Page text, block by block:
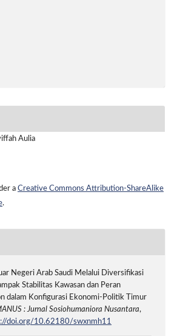
Aulia
a Creative Commons Attribution-ShareAlike
.
Negeri Arab Saudi Melalui Diversifikasi
Stabilitas Kawasan dan Peran
dalam Konfigurasi Ekonomi-Politik Timur
: Jurnal Sosiohumaniora Nusantara,
doi.org/10.62180/swxnmh11